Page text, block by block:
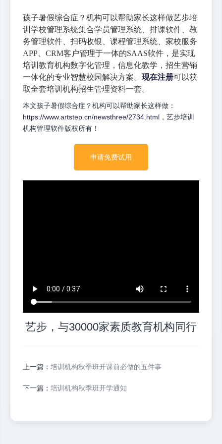
孩子暑假综合症？机构可以帮助家长这样做艺步培
训学校管理系统集合学员管理系统、排课软件、教
务管理软件、扫码收银、课程管理系统、家校服务
APP、CRM客户管理于一体的SAAS软件，是实现
培训教育机构数字化管理，信息化教学，招生营销
一体化的专业智慧校园解决方案。 现在注册可以获
取全套培训机构招生管理资料一套。
本文孩子暑假综合症？机构可以帮助家长这样做：
https://www.artstep.cn/newsthree/2734.html ，艺步培训
机构管理软件版权所有！
申请免费试用
艺步，与30000家素质教育机构同行
上一篇： 培训机构秋季班开课前必做的五件事
下一篇： 培训机构秋季班开学通知